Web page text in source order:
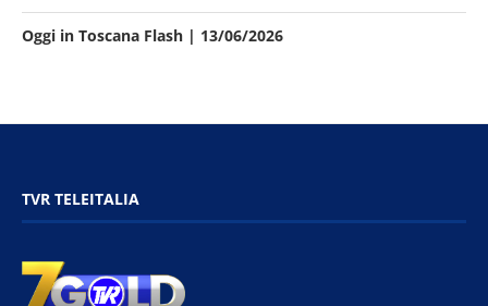
Oggi in Toscana Flash | 13/06/2026
TVR TELEITALIA